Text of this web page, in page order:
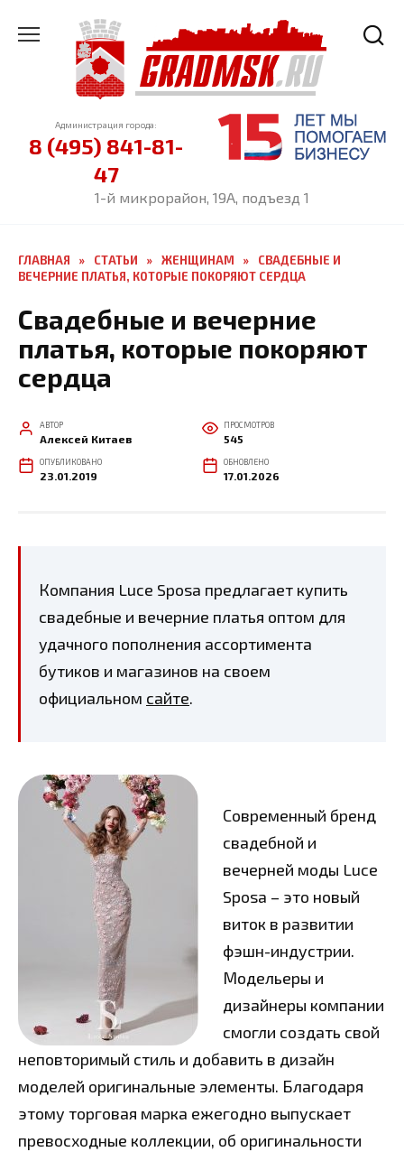
содержанию
Администрация города:
8 (495) 841-81-
47
1-й микрорайон, 19А, подъезд 1
ГЛАВНАЯ » СТАТЬИ » ЖЕНЩИНАМ »
СВАДЕБНЫЕ И
ВЕЧЕРНИЕ ПЛАТЬЯ, КОТОРЫЕ ПОКОРЯЮТ СЕРДЦА
Свадебные и вечерние
платья, которые покоряют
сердца
АВТОР
Алексей Китаев
ПРОСМОТРОВ
545
ОПУБЛИКОВАНО
23.01.2019
ОБНОВЛЕНО
17.01.2026
Компания Luce Sposa предлагает купить
свадебные и вечерние платья оптом для
удачного пополнения ассортимента
бутиков и магазинов на своем
официальном сайте.
Современный бренд
свадебной и
вечерней моды Luce
Sposa – это новый
виток в развитии
фэшн-индустрии.
Модельеры и
дизайнеры компании
смогли создать свой
неповторимый стиль и добавить в дизайн
моделей оригинальные элементы. Благодаря
этому торговая марка ежегодно выпускает
превосходные коллекции, об оригинальности